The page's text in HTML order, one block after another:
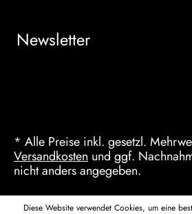
Newsletter
* Alle Preise inkl. gesetzl.
Versandkosten und ggf.
nicht anders angegeben.
Diese Website verwendet Cookies, um eine